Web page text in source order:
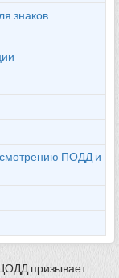
знаков
ПОДД и
призывает